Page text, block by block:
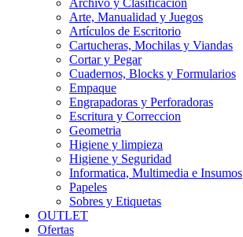
Archivo y Clasificacion
Arte, Manualidad y Juegos
Artículos de Escritorio
Cartucheras, Mochilas y Viandas
Cortar y Pegar
Cuadernos, Blocks y Formularios
Empaque
Engrapadoras y Perforadoras
Escritura y Correccion
Geometria
Higiene y limpieza
Higiene y Seguridad
Informatica, Multimedia e Insumos
Papeles
Sobres y Etiquetas
OUTLET
Ofertas